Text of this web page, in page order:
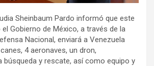
Sheinbaum Pardo informó que este
Gobierno de México, a través de la
Nacional, enviará a Venezuela
4 aeronaves, un dron,
búsqueda y rescate, así como equipo y